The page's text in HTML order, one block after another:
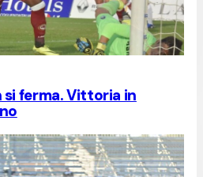
si ferma. Vittoria in